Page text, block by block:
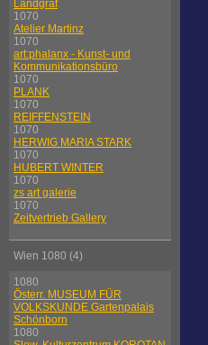
Landgraf
1070
Atelier Martinz
1070
art:phalanx - Kunst- und
Kommunikationsbüro
1070
PLANK
1070
REIFFENSTEIN
1070
HERWIG MARIA STARK
1070
HUBERT WINTER
1070
zs art galerie
1070
Zeitvertrieb Gallery
Wien 1080 (4)
1080
Österr. MUSEUM FÜR
VOLKSKUNDE Gartenpalais
Schönborn
1080